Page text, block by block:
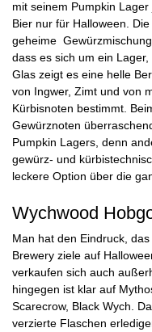
mit seinem Pumpkin
Bier nur für Halloween.
geheime
dass es sich um ein
Glas zeigt es eine helle
von Ingwer, Zimt und von
Kürbisnoten bestimmt.
Gewürznoten
Pumpkin Lagers, denn
gewürz- und
leckere Option über die
Wychwood
Man hat den Eindruck,
Brewery ziele auf
verkaufen sich auch
hingegen ist klar auf
Scarecrow, Black Wych.
verzierte Flaschen